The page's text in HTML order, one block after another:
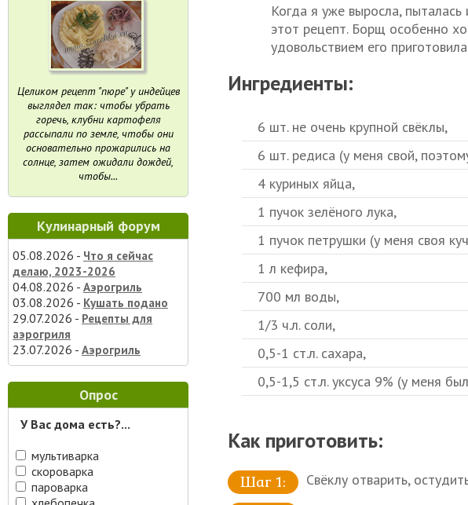
Целиком рецепт "пюре" у индейцев
выглядел так: чтобы убрать
горечь, клубни картофеля
рассыпали по земле, чтобы они
основательно прожарились на
солнце, затем ожидали дождей,
чтобы...
Кулинарный форум
05.08.2026 - Что я сейчас
делаю, 2023-2026
04.08.2026 - Аэрогриль
03.08.2026 - Кушать подано
29.07.2026 - Рецепты для
аэрогриля
23.07.2026 - Аэрогриль
Опрос
У Вас дома есть?...
мультиварка
скороварка
пароварка
Когда я уже выросла,
этот рецепт. Борщ особенно
удовольствием его
Ингредиенты:
6 шт. не очень крупной свёклы,
6 шт. редиса (у меня свой,
4 куриных яйца,
1 пучок зелёного лука,
1 пучок петрушки (у меня своя
1 л кефира,
700 мл воды,
1/3 ч.л. соли,
0,5-1 ст.л. сахара,
0,5-1,5 ст.л. уксуса 9% (у меня
Как приготовить:
Свёклу отварить,